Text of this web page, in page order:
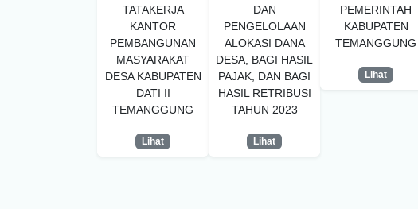
TATAKERJA
KANTOR
PEMBANGUNAN
MASYARAKAT
DESA KABUPATEN
DATI II
TEMANGGUNG
Lihat
DAN
PENGELOLAAN
ALOKASI DANA
DESA, BAGI HASIL
PAJAK, DAN BAGI
HASIL RETRIBUSI
TAHUN 2023
Lihat
PEMERINTAH
KABUPATEN
TEMANGGUNG
Lihat